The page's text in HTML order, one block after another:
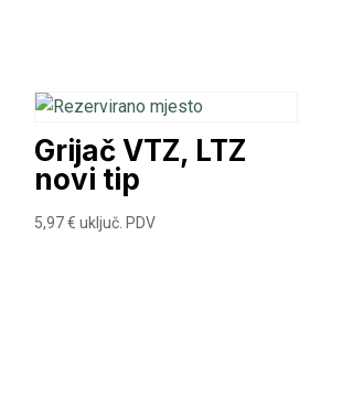
Grijač VTZ, LTZ
novi tip
5,97€ uključ. PDV